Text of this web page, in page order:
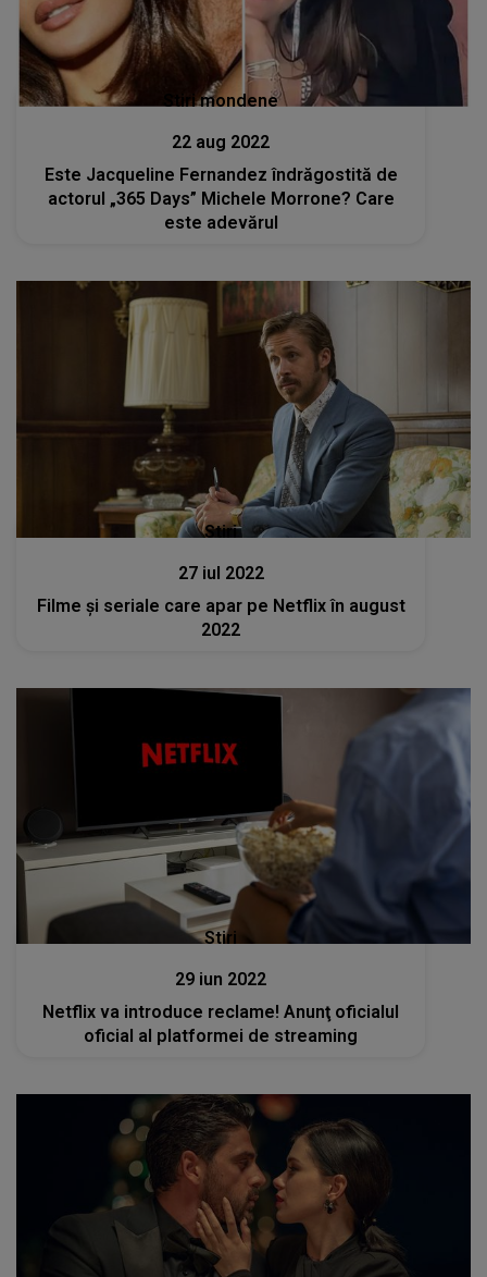
Stiri mondene
22 aug 2022
Este Jacqueline Fernandez îndrăgostită de
actorul „365 Days” Michele Morrone? Care
este adevărul
Stiri
27 iul 2022
Filme şi seriale care apar pe Netflix în august
2022
Stiri
29 iun 2022
Netflix va introduce reclame! Anunţ oficialul
oficial al platformei de streaming